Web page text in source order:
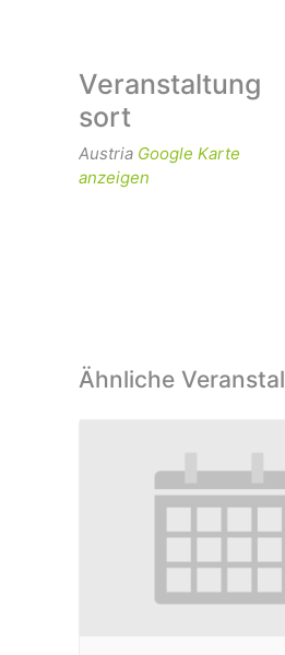
Veranstaltung
sort
Austria Google Karte
anzeigen
Ähnliche